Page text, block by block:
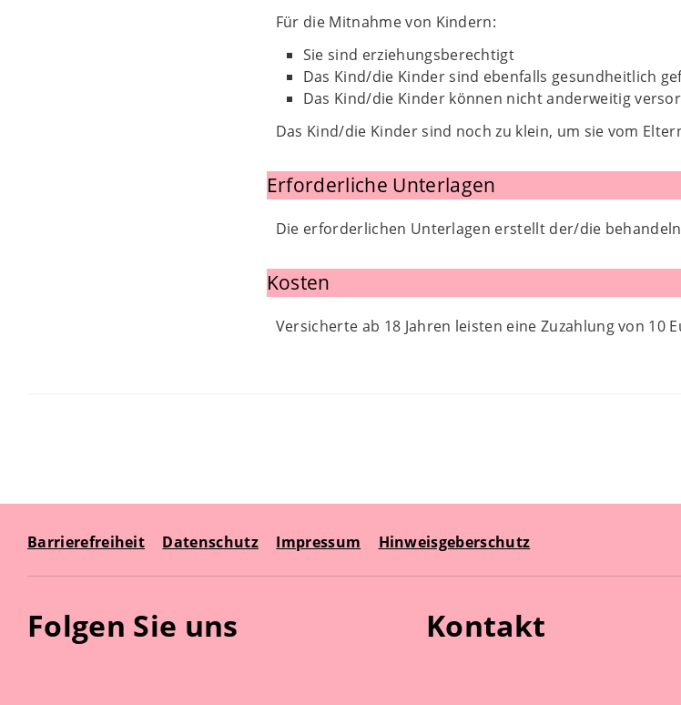
Für die Mitnahme von Kindern:
Sie sind erziehungsberechtigt
Das Kind/die Kinder sind ebenfalls gesundheitlich
Das Kind/die Kinder können nicht anderweitig
Das Kind/die Kinder sind noch zu klein, um sie vom
Erforderliche Unterlagen
Die erforderlichen Unterlagen erstellt der/die
Kosten
Versicherte ab 18 Jahren leisten eine Zuzahlung von 10
Barrierefreiheit Datenschutz Impressum Hinweisgeberschutz
Folgen Sie uns Kontakt